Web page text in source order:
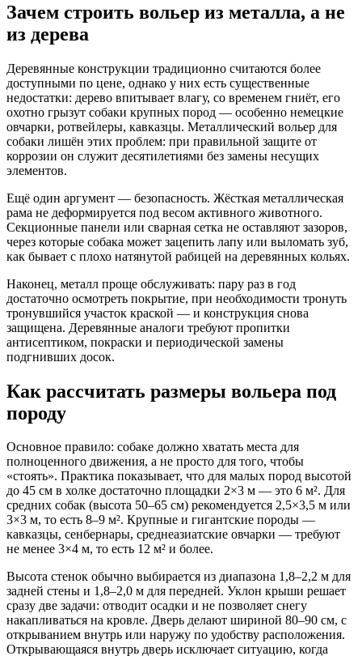
Зачем строить вольер из металла, а не
из дерева
Деревянные конструкции традиционно считаются более
доступными по цене, однако у них есть существенные
недостатки: дерево впитывает влагу, со временем гниёт, его
охотно грызут собаки крупных пород — особенно немецкие
овчарки, ротвейлеры, кавказцы. Металлический вольер для
собаки лишён этих проблем: при правильной защите от
коррозии он служит десятилетиями без замены несущих
элементов.
Ещё один аргумент — безопасность. Жёсткая металлическая
рама не деформируется под весом активного животного.
Секционные панели или сварная сетка не оставляют зазоров,
через которые собака может зацепить лапу или выломать зуб,
как бывает с плохо натянутой рабицей на деревянных кольях.
Наконец, металл проще обслуживать: пару раз в год
достаточно осмотреть покрытие, при необходимости тронуть
тронувшийся участок краской — и конструкция снова
защищена. Деревянные аналоги требуют пропитки
антисептиком, покраски и периодической замены
подгнивших досок.
Как рассчитать размеры вольера под
породу
Основное правило: собаке должно хватать места для
полноценного движения, а не просто для того, чтобы
«стоять». Практика показывает, что для малых пород высотой
до 45 см в холке достаточно площадки 2×3 м — это 6 м². Для
средних собак (высота 50–65 см) рекомендуется 2,5×3,5 м или
3×3 м, то есть 8–9 м². Крупные и гигантские породы —
кавказцы, сенбернары, среднеазиатские овчарки — требуют
не менее 3×4 м, то есть 12 м² и более.
Высота стенок обычно выбирается из диапазона 1,8–2,2 м для
задней стены и 1,8–2,0 м для передней. Уклон крыши решает
сразу две задачи: отводит осадки и не позволяет снегу
накапливаться на кровле. Дверь делают шириной 80–90 см, с
открыванием внутрь или наружу по удобству расположения.
Открывающаяся внутрь дверь исключает ситуацию, когда